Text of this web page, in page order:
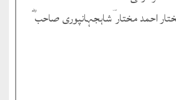
احمد مختار ؔشاہجہانپوری صاحب